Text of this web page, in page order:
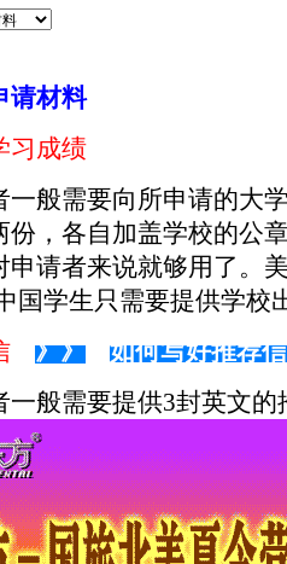
请材料
习成绩
需要向所申请的大学
份，各自加盖学校的公
申请者来说就够用了。
国学生只需要提供学校
》》
如何写好推荐
需要提供3封英文的